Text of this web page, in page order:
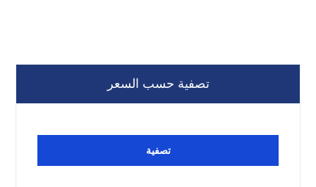
تصفية حسب السعر
تصفية